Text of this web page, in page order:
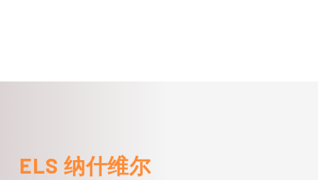
ELS 纳什维尔